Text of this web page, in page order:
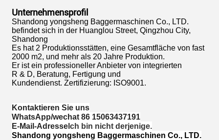
Unternehmensprofil
Shandong yongsheng Baggermaschinen Co., LTD.
befindet sich in der Huanglou Street, Qingzhou City,
Shandong
Es hat 2 Produktionsstätten, eine Gesamtfläche von fast
2000 m2, und mehr als 20 Jahre Produktion.
Er ist ein professioneller Anbieter von integrierten
R & D, Beratung, Fertigung und
Kundendienst. Zertifizierung: ISO9001.
Kontaktieren Sie uns
WhatsApp/wechat 86 15063437191
E-Mail-Adresse Ich bin nicht derjenige.
Shandong yongsheng Baggermaschinen Co., LTD.